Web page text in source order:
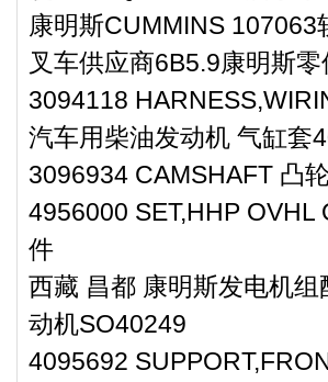
康明斯CUMMINS 107063
叉车供应商6B5.9康明斯零
3094118
汽车用柴油发动机 气缸套
3096934 CAMSHAFT 凸
4956000 SET,HHP OVHL
件
西藏 昌都 康明斯发电机
动机SO40249
4095692